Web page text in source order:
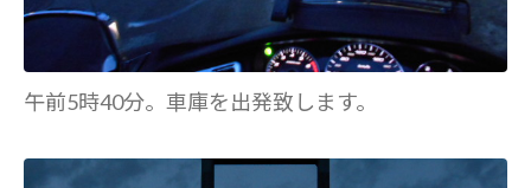
午前5時40分。車庫を出発致します。